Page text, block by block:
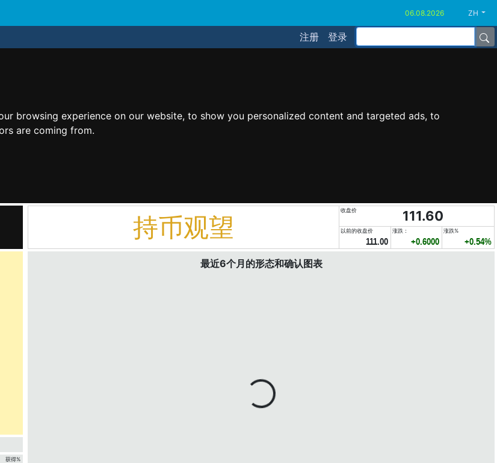
browsing experience on our website, to show you personalized content and targeted ads, to
are coming from.
ZH
注册 登录
持币观望
收盘价 111.60
以前的收盘价
111.00
涨跌：
+0.6000
涨跌%
+0.54%
获得%
最近6个月的形态和确认图表